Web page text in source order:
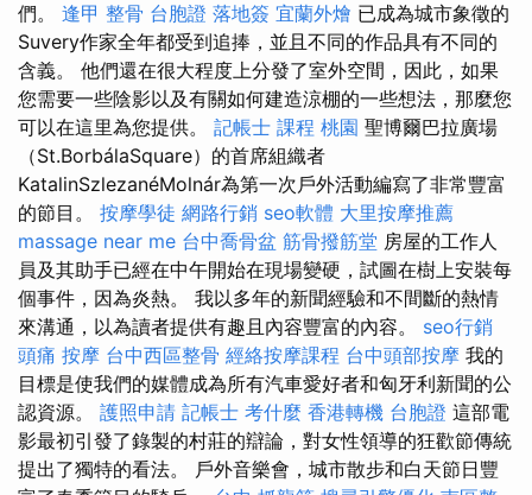
們。 逢甲 整骨 台胞證 落地簽 宜蘭外燴 已成為城市象徵的
Suvery作家全年都受到追捧，並且不同的作品具有不同的
含義。 他們還在很大程度上分發了室外空間，因此，如果
您需要一些陰影以及有關如何建造涼棚的一些想法，那麼您
可以在這里為您提供。 記帳士 課程 桃園 聖博爾巴拉廣場
（St.BorbálaSquare）的首席組織者
KatalinSzlezanéMolnár為第一次戶外活動編寫了非常豐富
的節目。 按摩學徒 網路行銷 seo軟體 大里按摩推薦
massage near me 台中喬骨盆 筋骨撥筋堂 房屋的工作人
員及其助手已經在中午開始在現場變硬，試圖在樹上安裝每
個事件，因為炎熱。 我以多年的新聞經驗和不間斷的熱情
來溝通，以為讀者提供有趣且內容豐富的內容。 seo行銷
頭痛 按摩 台中西區整骨 經絡按摩課程 台中頭部按摩 我的
目標是使我們的媒體成為所有汽車愛好者和匈牙利新聞的公
認資源。 護照申請 記帳士 考什麼 香港轉機 台胞證 這部電
影最初引發了錄製的村莊的辯論，對女性領導的狂歡節傳統
提出了獨特的看法。 戶外音樂會，城市散步和白天節日豐